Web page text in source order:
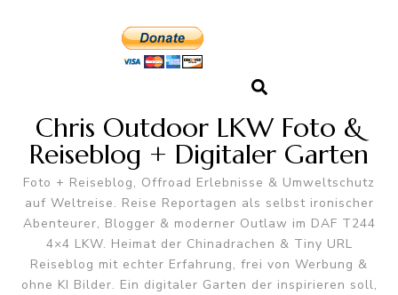
Chris Outdoor LKW Foto &
Reiseblog + Digitaler Garten
Foto + Reiseblog, Offroad Erlebnisse & Umweltschutz
auf Weltreise. Reise Reportagen als selbst ironischer
Abenteurer, Blogger & moderner Outlaw im DAF T244
4×4 LKW. Heimat der Chinadrachen & Tiny URL
Reiseblog mit echter Erfahrung, frei von Werbung &
ohne KI Bilder. Ein digitaler Garten der inspirieren soll,